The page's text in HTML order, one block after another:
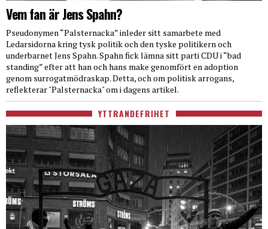
Vem fan är Jens Spahn?
Pseudonymen “Palsternacka” inleder sitt samarbete med
Ledarsidorna kring tysk politik och den tyske politikern och
underbarnet Jens Spahn. Spahn fick lämna sitt parti CDU i “bad
standing” efter att han och hans make genomfört en adoption
genom surrogatmödraskap. Detta, och om politisk arrogans,
reflekterar "Palsternacka" om i dagens artikel.
YTTRANDEFRIHET